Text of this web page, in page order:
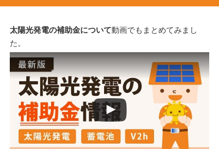
太陽光発電の補助金について動画でもまとめてみまし
た。